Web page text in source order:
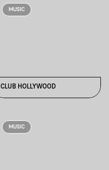
MUSIC
CLUB HOLLYWOOD
MUSIC